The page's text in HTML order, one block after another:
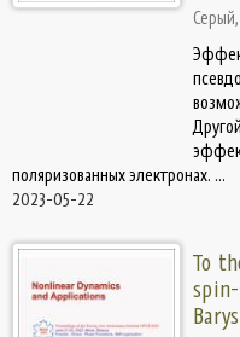
поляризованных электронах. ...
2023-05-22
To